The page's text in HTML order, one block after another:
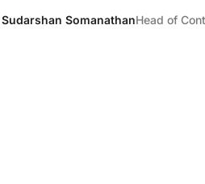
Sudarshan SomanathanHead of